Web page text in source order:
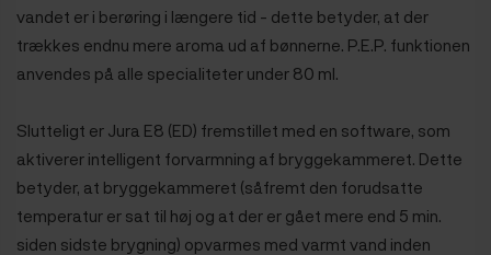
vandet er i berøring i længere tid - dette betyder, at der
trækkes endnu mere aroma ud af bønnerne. P.E.P. funktionen
anvendes på alle specialiteter under 80 ml.
Slutteligt er Jura E8 (ED) fremstillet med en software, som
aktiverer intelligent forvarmning af bryggekammeret. Dette
betyder, at bryggekammeret (såfremt den forudsatte
temperatur er sat til høj og at der er gået mere end 5 min.
siden sidste brygning) opvarmes med varmt vand inden